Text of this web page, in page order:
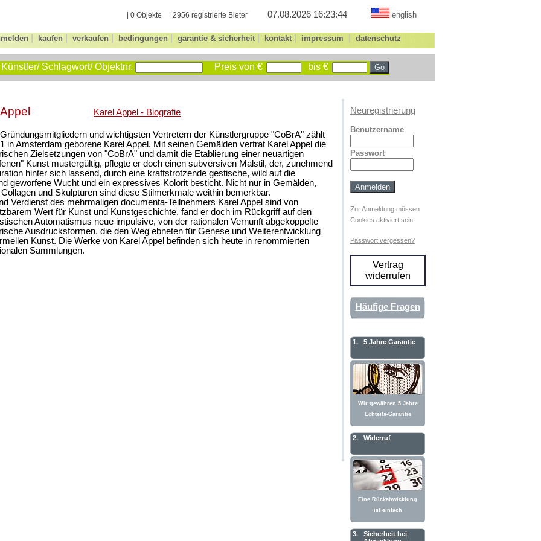
| 0 Objekte | 2956 registrierte Bieter 07.08.2026 16:23:44 english
kaufen verkaufen bedingungen garantie & sicherheit kontakt impressum datenschutz
Künstler/ Schlagwort/ Objektnr. Preis von € bis €
Karel Appel - Biografie
und wichtigsten Vertretern der Künstlergruppe "CoBrA" zählt
in Amsterdam geborene Karel Appel. Mit seinen Gemälden vertrat Karel Appel die
Zielsetzungen von "CoBrA" und damit die Etablierung einer neuartigen
Kunst mustergültig, pflegte er doch einen subversiven Malstil, der, zunehmend
hinter sich lassend, durch eine kraftstrotzende gestische, wild auf die
geworfene Wucht und ein expressives Kolorit besticht. Nicht nur in Gemälden,
und Skulpturen sind diese Stilmerkmale weithin bemerkbar.
Verdienst des mehrmaligen documenta-Teilnehmers Karel Appel sind von
Wert für Kunst und Kunstgeschichte, fand er doch im Rückgriff auf den
Automatismus neue impulsive, von der rationalen Vernunft abgekoppelte
Ausdrucksformen, die den Weg ebneten für Genese und Weiterentwicklung
Kunst. Die Werke von Karel Appel befinden sich heute in renommierten
Sammlungen.
Neuregistrierung
Benutzername
Passwort
Zur Anmeldung müssen
Cookies aktiviert sein.
Passwort vergessen?
Vertrag
widerrufen
Häufige Fragen
1. 5 Jahre Garantie
Wir gewähren 5 Jahre
Echteits-Garantie
2. Widerruf
Eine Rückabwicklung
ist einfach
3.
Sicherheit bei